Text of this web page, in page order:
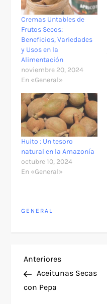
Cremas Untables de
Frutos Secos:
Beneficios, Variedades
y Usos en la
Alimentación
noviembre 20, 2024
En «General»
Huito : Un tesoro
natural en la Amazonía
octubre 10, 2024
En «General»
GENERAL
N
a
Entrada
anterior
Anteriores
Aceitunas Secas
con Pepa